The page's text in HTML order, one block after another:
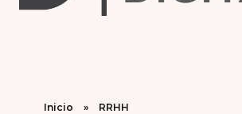
Inicio » RRHH